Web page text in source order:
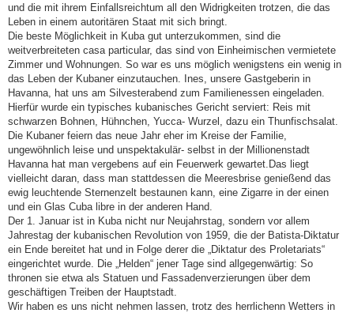
und die mit ihrem Einfallsreichtum all den Widrigkeiten trotzen, die das
Leben in einem autoritären Staat mit sich bringt.
Die beste Möglichkeit in Kuba gut unterzukommen, sind die
weitverbreiteten casa particular, das sind von Einheimischen vermietete
Zimmer und Wohnungen. So war es uns möglich wenigstens ein wenig in
das Leben der Kubaner einzutauchen. Ines, unsere Gastgeberin in
Havanna, hat uns am Silvesterabend zum Familienessen eingeladen.
Hierfür wurde ein typisches kubanisches Gericht serviert: Reis mit
schwarzen Bohnen, Hühnchen, Yucca- Wurzel, dazu ein Thunfischsalat.
Die Kubaner feiern das neue Jahr eher im Kreise der Familie,
ungewöhnlich leise und unspektakulär- selbst in der Millionenstadt
Havanna hat man vergebens auf ein Feuerwerk gewartet.Das liegt
vielleicht daran, dass man stattdessen die Meeresbrise genießend das
ewig leuchtende Sternenzelt bestaunen kann, eine Zigarre in der einen
und ein Glas Cuba libre in der anderen Hand.
Der 1. Januar ist in Kuba nicht nur Neujahrstag, sondern vor allem
Jahrestag der kubanischen Revolution von 1959, die der Batista-Diktatur
ein Ende bereitet hat und in Folge derer die „Diktatur des Proletariats“
eingerichtet wurde. Die „Helden“ jener Tage sind allgegenwärtig: So
thronen sie etwa als Statuen und Fassadenverzierungen über dem
geschäftigen Treiben der Hauptstadt.
Wir haben es uns nicht nehmen lassen, trotz des herrlichenn Wetters in